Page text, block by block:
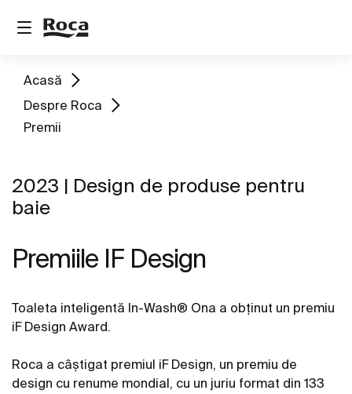
Acasă
Despre Roca
Premii
2023 | Design de produse pentru
baie
Premiile IF Design
Toaleta inteligentă In-Wash® Ona a obținut un premiu
iF Design Award.
Roca a câștigat premiul iF Design, un premiu de
design cu renume mondial, cu un juriu format din 133